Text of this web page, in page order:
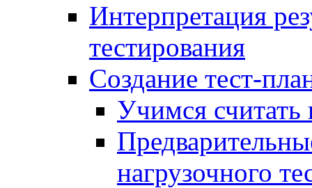
Интерпретация
тестирования
Создание тест-
Учимся считать
нагрузочного